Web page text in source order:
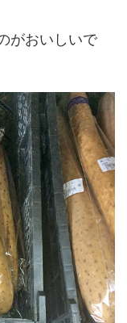
がおいしいで